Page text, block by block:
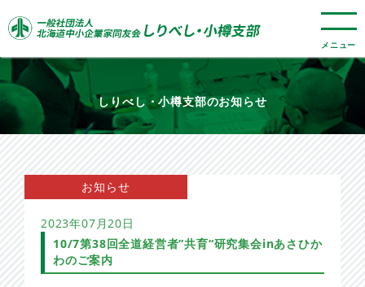
メニュー
しりべし・小樽支部のお知らせ​
お知らせ
2023年07月20日
10/7第38回全道経営者”共育“研究集会inあさひか
わのご案内